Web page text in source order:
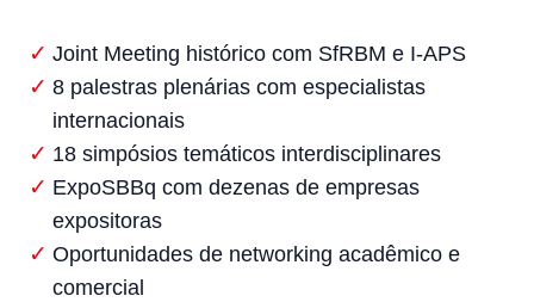
Joint Meeting histórico com SfRBM e I-APS
8 palestras plenárias com especialistas
internacionais
18 simpósios temáticos interdisciplinares
ExpoSBBq com dezenas de empresas
expositoras
Oportunidades de networking acadêmico e
comercial